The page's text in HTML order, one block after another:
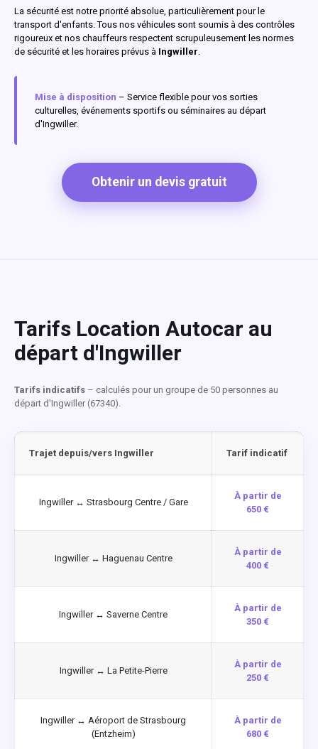
La sécurité est notre priorité absolue, particulièrement pour le
transport d'enfants. Tous nos véhicules sont soumis à des contrôles
rigoureux et nos chauffeurs respectent scrupuleusement les normes
de sécurité et les horaires prévus à Ingwiller
Mise à disposition – Service flexible pour vos sorties
culturelles, événements sportifs ou séminaires au départ
d'Ingwiller.
Obtenir un devis gratuit
Tarifs Location Autocar au
départ d'Ingwiller
Tarifs indicatifs – calculés pour un groupe de 50 personnes au
départ d'Ingwiller (67340).
Trajet depuis/vers Ingwiller Tarif indicatif
Ingwiller ↔ Strasbourg Centre / Gare
À partir de
650 €
Ingwiller ↔ Haguenau Centre
À partir de
400 €
Ingwiller ↔ Saverne Centre
À partir de
350 €
Ingwiller ↔ La Petite-Pierre
À partir de
250 €
Ingwiller ↔ Aéroport de Strasbourg
(Entzheim)
À partir de
680 €